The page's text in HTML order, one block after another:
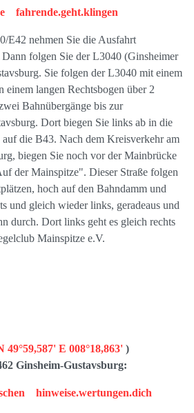
fahrende.geht.klingen
E42 nehmen Sie die Ausfahrt
folgen Sie der L3040 (Ginsheimer
Sie folgen der L3040 mit einem
einem langen Rechtsbogen über 2
Bahnübergänge bis zur
Dort biegen Sie links ab in die
auf die B43. Nach dem Kreisverkehr am
biegen Sie noch vor der Mainbrücke
der Mainspitze". Dieser Straße folgen
hoch auf den Bahndamm und
und gleich wieder links, geradeaus und
durch. Dort links geht es gleich rechts
Mainspitze e.V.
49°59,587' E 008°18,863' )
Ginsheim-Gustavsburg:
hinweise.wertungen.dich